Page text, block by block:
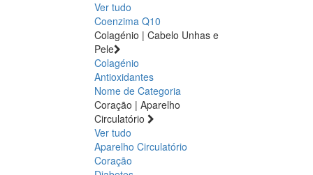
Ver tudo
Coenzima Q10
Colagénio | Cabelo Unhas e
Pele
Colagénio
Antioxidantes
Nome de Categoria
Coração | Aparelho
Circulatório
Ver tudo
Aparelho Circulatório
Coração